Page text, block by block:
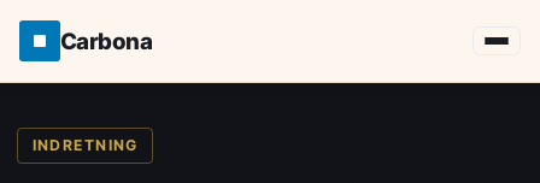
Carbona
INDRETNING